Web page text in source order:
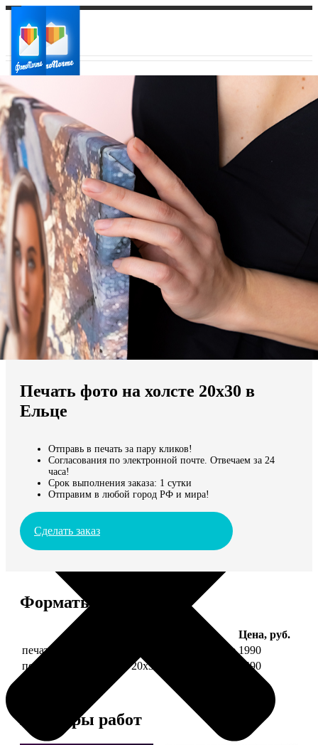
Ваш город:
Ваш регион доставки
Выберите из списка:
Мы доставляем по всему миру
Продолжить без города
Печать фото на холсте 20х30 в
Ельце
Отправь в печать за пару кликов!
Согласования по электронной почте. Отвечаем за 24
часа!
Срок выполнения заказа: 1 сутки
Отправим в любой город РФ и мира!
Сделать заказ
Форматы и цены
Цена, руб.
печать фото на холсте 20х30 на подрамнике 1990
печать фото на холсте 20х30 в раме
4490
Примеры работ